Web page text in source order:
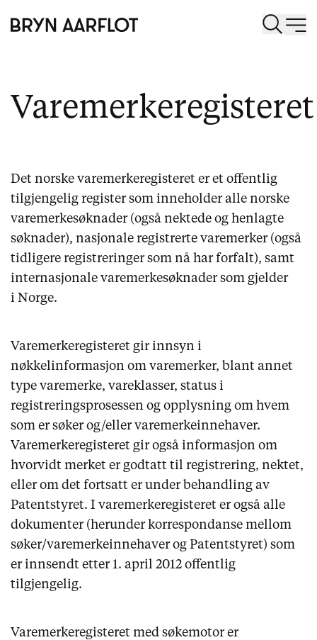
Varemerkeregisteret
Det norske varemerkeregisteret er et offentlig
tilgjengelig register som inneholder alle norske
varemerkesøknader (også nektede og henlagte
søknader), nasjonale registrerte varemerker (også
tidligere registreringer som nå har forfalt), samt
internasjonale varemerkesøknader som gjelder
i Norge.
Varemerkeregisteret gir innsyn i
nøkkelinformasjon om varemerker, blant annet
type varemerke, vareklasser, status i
registreringsprosessen og opplysning om hvem
som er søker og/eller varemerkeinnehaver.
Varemerkeregisteret gir også informasjon om
hvorvidt merket er godtatt til registrering, nektet,
eller om det fortsatt er under behandling av
Patentstyret. I varemerkeregisteret er også alle
dokumenter (herunder korrespondanse mellom
søker/varemerkeinnehaver og Patentstyret) som
er innsendt etter 1. april 2012 offentlig
tilgjengelig.
Varemerkeregisteret med søkemotor er